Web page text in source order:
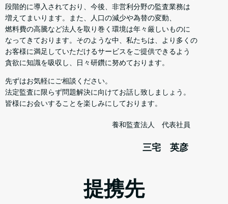
段階的に導入されており、今後、非営利分野の監査業務は
増えてまいります。また、人口の減少や為替の変動、
燃料費の高騰など法人を取り巻く環境は年々厳しいものに
なってきております。そのような中、私たちは、より多くの
お客様に満足していただけるサービスをご提供できるよう
貪欲に知識を吸収し、日々研鑽に努めております。
先ずはお気軽にご相談ください。
法定監査に限らず問題解決に向けてお話し致しましょう。
皆様にお会いすることを楽しみにしております。
養和監査法人 代表社員
三宅 英彦
提携先